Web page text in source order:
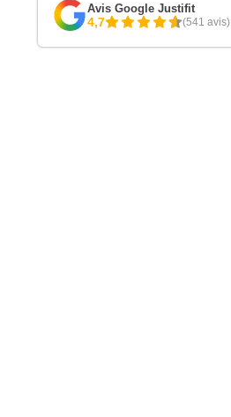
Avis Google Justifit
4,7 (541 avis)